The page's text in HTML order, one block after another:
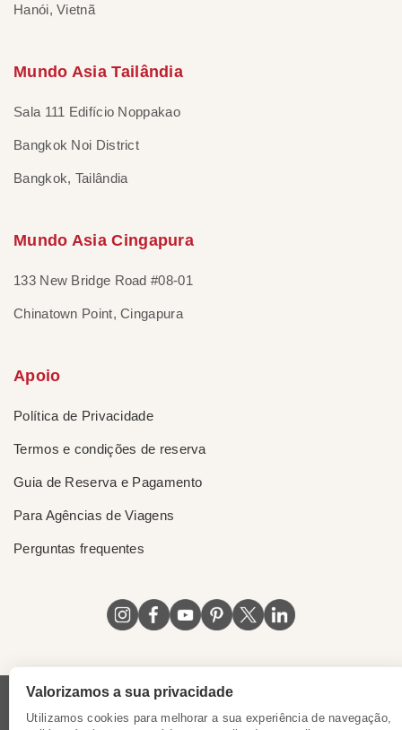
Hanói, Vietnã
Mundo Asia Tailândia
Sala 111 Edifício Noppakao
Bangkok Noi District
Bangkok, Tailândia
Mundo Asia Cingapura
133 New Bridge Road #08-01
Chinatown Point, Cingapura
Apoio
Política de Privacidade
Termos e condições de reserva
Guia de Reserva e Pagamento
Para Agências de Viagens
Perguntas frequentes
Licença do Vietnã Certificado de Singapura
Valorizamos a sua privacidade
Utilizamos cookies para melhorar a sua experiência de navegação,